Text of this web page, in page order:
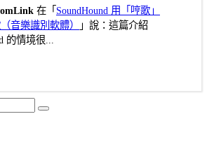
在「 SoundHound 用「哼歌」
音樂識別軟體）
」說：這篇介紹
的情境很...
Search